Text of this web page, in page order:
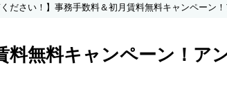
ください！】事務手数料＆初月賃料無料キャンペーン
料無料キャンペーン！ア